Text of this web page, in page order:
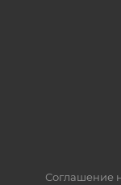
Соглашение